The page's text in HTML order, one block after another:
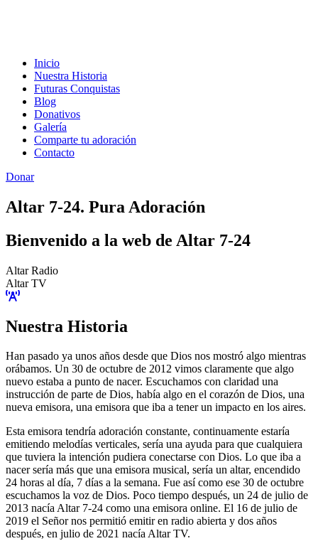
Inicio
Nuestra Historia
Futuras Conquistas
Blog
Donativos
Galería
Comparte tu adoración
Contacto
Donar
Altar 7-24. Pura Adoración
Bienvenido a la web de Altar 7-24
Altar Radio
Altar TV
Nuestra Historia
Han pasado ya unos años desde que Dios nos mostró algo mientras
orábamos. Un 30 de octubre de 2012 vimos claramente que algo
nuevo estaba a punto de nacer. Escuchamos con claridad una
instrucción de parte de Dios, había algo en el corazón de Dios, una
nueva emisora, una emisora que iba a tener un impacto en los aires.
Esta emisora tendría adoración constante, continuamente estaría
emitiendo melodías verticales, sería una ayuda para que cualquiera
que tuviera la intención pudiera conectarse con Dios. Lo que iba a
nacer sería más que una emisora musical, sería un altar, encendido
24 horas al día, 7 días a la semana. Fue así como ese 30 de octubre
escuchamos la voz de Dios. Poco tiempo después, un 24 de julio de
2013 nacía Altar 7-24 como una emisora online. El 16 de julio de
2019 el Señor nos permitió emitir en radio abierta y dos años
después, en julio de 2021 nacía Altar TV.